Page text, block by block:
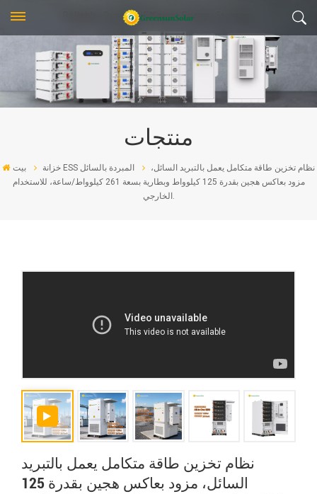
منتجات
بيت خزانة ESS المبردة بالسائل
نظام تخزين طاقة متكامل يعمل بالتبريد السائل،
مزود بعاكس هجين بقدرة 125 كيلوواط وبطارية بسعة 261 كيلوواط/ساعة، للاستخدام
الخارجي.
نظام تخزين طاقة متكامل يعمل بالتبريد
السائل، مزود بعاكس هجين بقدرة 125